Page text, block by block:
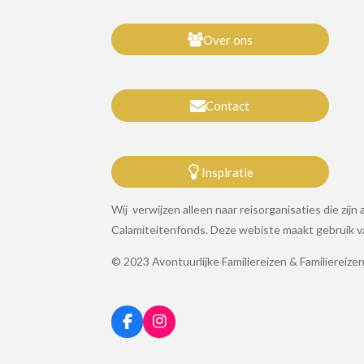
Over ons
Contact
Inspiratie
Wij verwijzen alleen naar reisorganisaties die zijn
Calamiteitenfonds. Deze webiste maakt gebruik
© 2023 Avontuurlijke Familiereizen &
F
a
I
n